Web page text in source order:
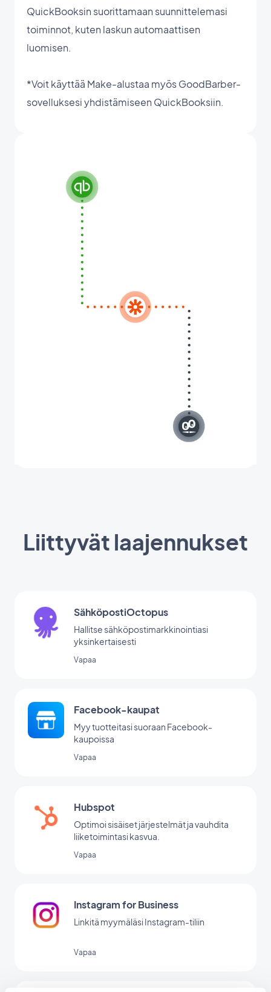
QuickBooksin suorittamaan suunnittelemasi
toiminnot, kuten laskun automaattisen
luomisen.
*Voit käyttää Make-alustaa myös GoodBarber-
sovelluksesi yhdistämiseen QuickBooksiin.
Liittyvät laajennukset
SähköpostiOctopus
Hallitse sähköpostimarkkinointiasi
yksinkertaisesti
Vapaa
Facebook-kaupat
Myy tuotteitasi suoraan Facebook-
kaupoissa
Vapaa
Hubspot
Optimoi sisäiset järjestelmät ja vauhdita
liiketoimintasi kasvua.
Vapaa
Instagram for Business
Linkitä myymäläsi Instagram-tiliin
Vapaa